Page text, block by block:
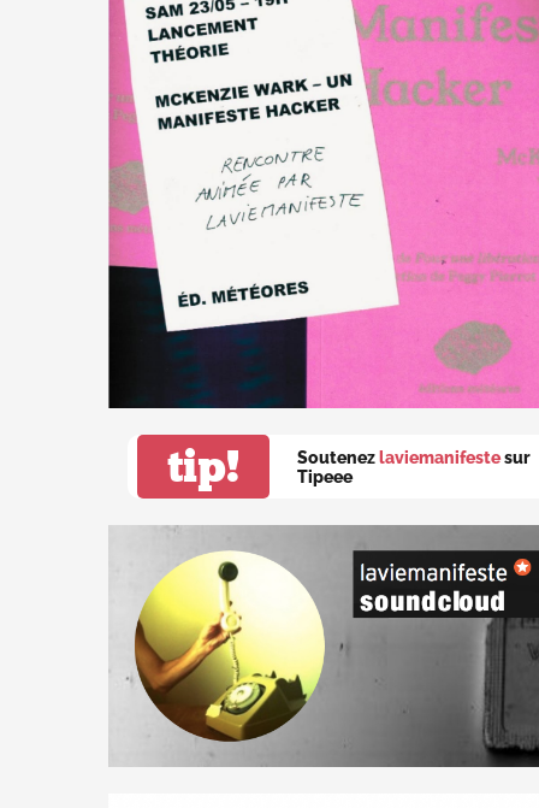
tip! Soutenez laviemanifestesur
Tipeee